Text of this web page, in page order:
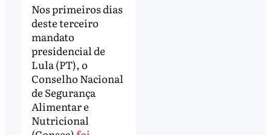
Nos primeiros dias
deste terceiro
mandato
presidencial de
Lula (PT), o
Conselho Nacional
de Segurança
Alimentar e
Nutricional